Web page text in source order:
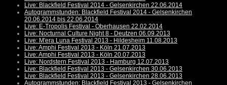
Live: Blackfield Festival 2014 - Gelsenkirchen 22.06.2014
Autogrammstunden: Blackfield Festival 2014 - Gelsenkirchen
20.06.2014 bis 22.06.2014
Live: E-Tropolis Festival - Oberhausen 22.02.2014
Live: Nocturnal Culture Night 8 - Deutzen 06.09.2013
Live: M'era Luna Festival 2013 - Hildesheim 11.08.2013
Live: Amphi Festival 2013 - Köln 21.07.2013
Live: Amphi Festival 2013 - Köln 20.07.2013
Live: Nordstern Festival 2013 - Hamburg 12.07.2013
Live: Blackfield Festival 2013 - Gelsenkirchen 30.06.2013
Live: Blackfield Festival 2013 - Gelsenkirchen 28.06.2013
Autogrammstunden: Blackfield Festival 2013 - Gelsenkirchen